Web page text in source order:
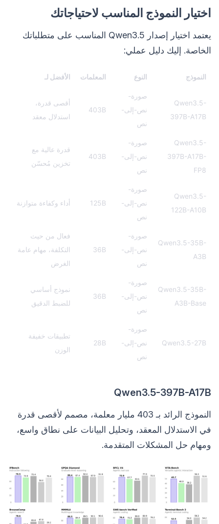
اختيار النموذج المناسب لاحتياجاتك
يعتمد اختيار إصدار Qwen3.5 المناسب على متطلباتك
الخاصة. إليك دليل عملي:
النموذج النوع المعلمات الأفضل لـ
Qwen3.5-
397B-A17B
صورة-
نص-إلى-
نص
403B
أقصى قدرة،
استدلال معقد
Qwen3.5-
397B-A17B-
FP8
صورة-
نص-إلى-
نص
403B
قدرة عالية مع
تخزين مُحسّن
Qwen3.5-
122B-A10B
صورة-
نص-إلى-
نص
125B أداء وكفاءة متوازنة
Qwen3.5-35B-
A3B
صورة-
نص-إلى-
نص
36B
فعال من حيث
التكلفة، مهام عامة
الغرض
Qwen3.5-35B-
A3B-Base
صورة-
نص-إلى-
نص
36B
نموذج أساسي
للضبط الدقيق
Qwen3.5-27B
صورة-
نص-إلى-
نص
28B
تطبيقات خفيفة
الوزن
Qwen3.5-397B-A17B
النموذج الرائد بـ 403 مليار معلمة، مصمم لأقصى قدرة
في الاستدلال المعقد، وتحليل البيانات على نطاق واسع،
ومهام حل المشكلات المتقدمة.